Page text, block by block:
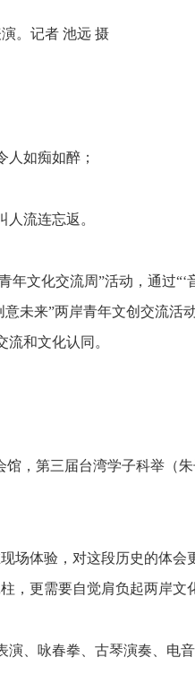
。记者 池远 摄
如痴如醉；
流连忘返。
文化交流周”活动，通过
未来”两岸青年文创交流活
和文化认同。
，第三届台湾学子科举（
场体验，对这段历史的体会
，更需要自觉肩负起两岸文
、咏春拳、古琴演奏、电